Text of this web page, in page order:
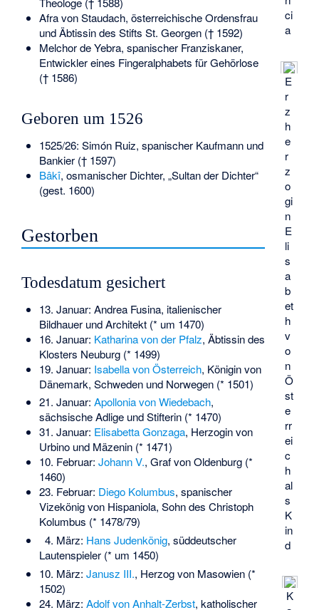
ci
a
E
r
z
h
e
r
z
o
gi
n
E
li
s
a
b
et
h
v
o
n
Ö
st
e
rr
ei
c
h
al
s
K
in
d
K
Afra von Staudach, österreichische Ordensfrau
und Äbtissin des Stifts St. Georgen († 1592)
Melchor de Yebra, spanischer Franziskaner,
Entwickler eines Fingeralphabets für Gehörlose
(† 1586)
Geboren um 1526
1525/26: Simón Ruiz, spanischer Kaufmann und
Bankier († 1597)
Bâkî, osmanischer Dichter, „Sultan der Dichter“
(gest. 1600)
Gestorben
Todesdatum gesichert
13. Januar: Andrea Fusina, italienischer
Bildhauer und Architekt (* um 1470)
16. Januar: Katharina von der Pfalz, Äbtissin des
Klosters Neuburg (* 1499)
19. Januar: Isabella von Österreich, Königin von
Dänemark, Schweden und Norwegen (* 1501)
21. Januar: Apollonia von Wiedebach,
sächsische Adlige und Stifterin (* 1470)
31. Januar: Elisabetta Gonzaga, Herzogin von
Urbino und Mäzenin (* 1471)
10. Februar: Johann V., Graf von Oldenburg (*
1460)
23. Februar: Diego Kolumbus, spanischer
Vizekönig von Hispaniola, Sohn des Christoph
Kolumbus (* 1478/79)
4. März: Hans Judenkönig, süddeutscher
Lautenspieler (* um 1450)
10. März: Janusz III., Herzog von Masowien (*
1502)
24. März: Adolf von Anhalt-Zerbst, katholischer